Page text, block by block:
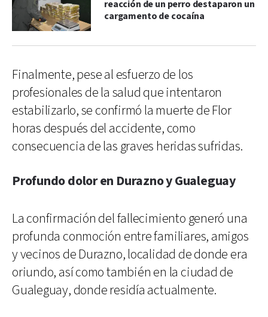
reacción de un perro destaparon un
cargamento de cocaína
Finalmente, pese al esfuerzo de los
profesionales de la salud que intentaron
estabilizarlo, se confirmó la muerte de Flor
horas después del accidente, como
consecuencia de las graves heridas sufridas.
Profundo dolor en Durazno y Gualeguay
La confirmación del fallecimiento generó una
profunda conmoción entre familiares, amigos
y vecinos de Durazno, localidad de donde era
oriundo, así como también en la ciudad de
Gualeguay, donde residía actualmente.